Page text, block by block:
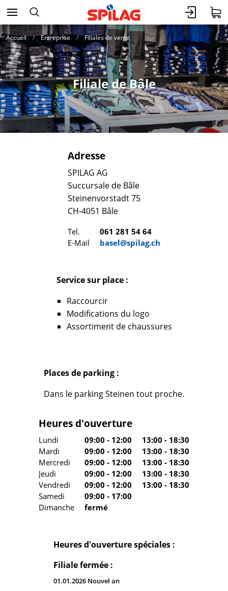
Accueil Entreprise Filiales de vente
Filiale de Bâle
Adresse
SPILAG AG
Succursale de Bâle
Steinenvorstadt 75
CH-4051 Bâle
Tel.
061 281 54 64
E-Mail
basel@spilag.ch
Service sur place :
Raccourcir
Modifications du logo
Assortiment de chaussures
Places de parking :
Dans le parking Steinen tout proche.
Heures d'ouverture
Lundi 09:00 - 12:00
13:00 - 18:30
Mardi
09:00 - 12:00
13:00 - 18:30
Mercredi
09:00 - 12:00
13:00 - 18:30
Jeudi
09:00 - 12:00
13:00 - 18:30
Vendredi
09:00 - 12:00
13:00 - 18:30
Samedi
09:00 - 17:00
Dimanche
fermé
Heures d'ouverture spéciales :
Filiale fermée :
01.01.2026 Nouvel an